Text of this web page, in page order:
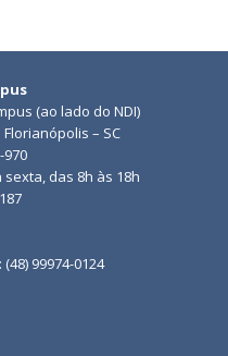
(ao lado do NDI)
– SC
970
sexta, das 8h às 18h
99974-0124